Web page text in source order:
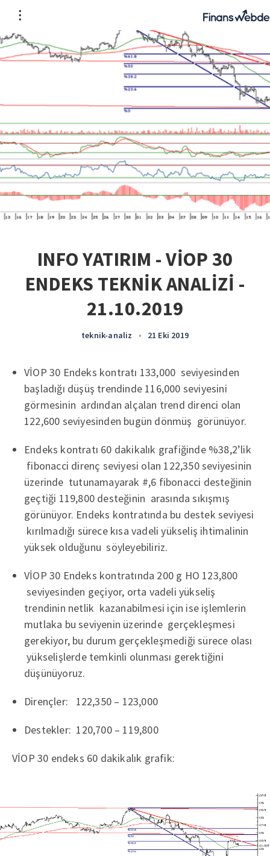
INFO YATIRIM - VİOP 30
ENDEKS TEKNİK ANALİZİ -
21.10.2019
teknik-analiz • 21 Eki 2019
VİOP 30 Endeks kontratı 133,000 seviyesinden
başladığı düşüş trendinde 116,000 seviyesini
görmesinin ardından alçalan trend direnci olan
122,600 seviyesinden bugün dönmüş görünüyor.
Endeks kontratı 60 dakikalık grafiğinde %38,2’lik
fibonacci direnç seviyesi olan 122,350 seviyesinin
üzerinde tutunamayarak #,6 fibonacci desteğinin
geçtiği 119,800 desteğinin arasında sıkışmış
görünüyor. Endeks kontratında bu destek seviyesi
kırılmadığı sürece kısa vadeli yükseliş ihtimalinin
yüksek olduğunu söyleyebiliriz.
VİOP 30 Endeks kontratında 200 g HO 123,800
seviyesinden geçiyor, orta vadeli yükseliş
trendinin netlik kazanabilmesi için ise işlemlerin
mutlaka bu seviyenin üzerinde gerçekleşmesi
gerekiyor, bu durum gerçekleşmediği sürece olası
yükselişlerde temkinli olunması gerektiğini
düşünüyoruz.
Dirençler: 122,350 – 123,000
Destekler: 120,700 – 119,800
VİOP 30 endeks 60 dakikalık grafik: